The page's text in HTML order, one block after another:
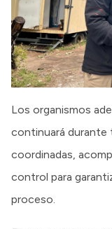
Los organismos
continuará durante
coordinadas,
control para
proceso.